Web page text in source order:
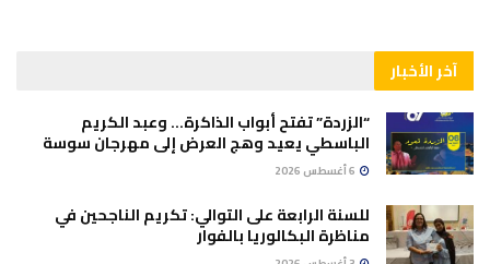
آخر الأخبار
“الزردة” تفتح أبواب الذاكرة… وعبد الكريم
الباسطي يعيد وهج العرض إلى مهرجان سوسة
للسنة الرابعة على التوالي: تكريم الناجحين في
مناظرة البكالوريا بالفوار